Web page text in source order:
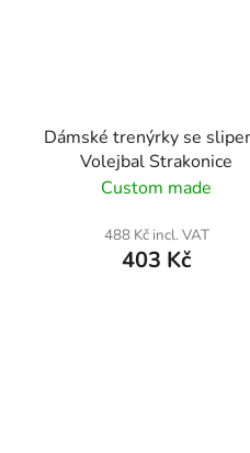
Dámské trenýrky se
Volejbal Strakonice
Custom made
488 Kč incl. VAT
403 Kč